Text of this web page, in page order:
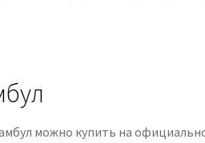
можно купить на